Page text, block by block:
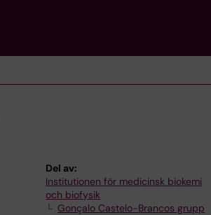
Del av:
Institutionen för medicinsk biokemi
och biofysik
Gonçalo Castelo-Brancos grupp